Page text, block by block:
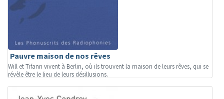
Pauvre maison de nos rêves
Will et Tifann vivent à Berlin, où ils trouvent la maison de leurs rêves, qui se
révèle être le lieu de leurs désillusions.